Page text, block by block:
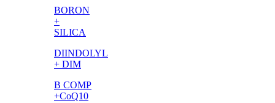
BORON
+
SILICA
DIINDOLYL
+ DIM
B COMP
+CoQ10